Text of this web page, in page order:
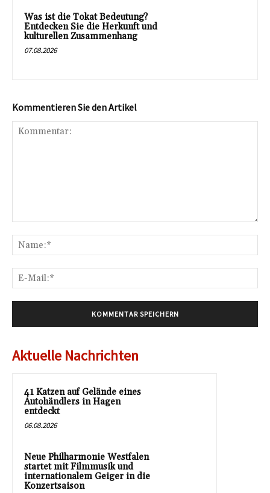
Was ist die Tokat Bedeutung?
Entdecken Sie die Herkunft und
kulturellen Zusammenhang
07.08.2026
Kommentieren Sie den Artikel
Aktuelle Nachrichten
41 Katzen auf Gelände eines
Autohändlers in Hagen
entdeckt
06.08.2026
Neue Philharmonie Westfalen
startet mit Filmmusik und
internationalem Geiger in die
Konzertsaison